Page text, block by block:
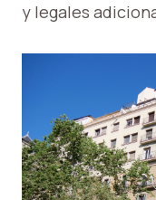
y legales